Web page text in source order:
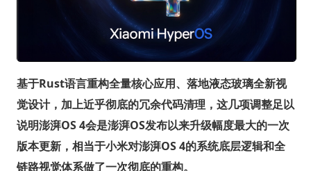
基于Rust语言重构全量核心应用、落地液态玻璃全新视
觉设计，加上近乎彻底的冗余代码清理，这几项调整足以
说明澎湃OS 4会是澎湃OS发布以来升级幅度最大的一次
版本更新，相当于小米对澎湃OS 4的系统底层逻辑和全
链路视觉体系做了一次彻底的重构。